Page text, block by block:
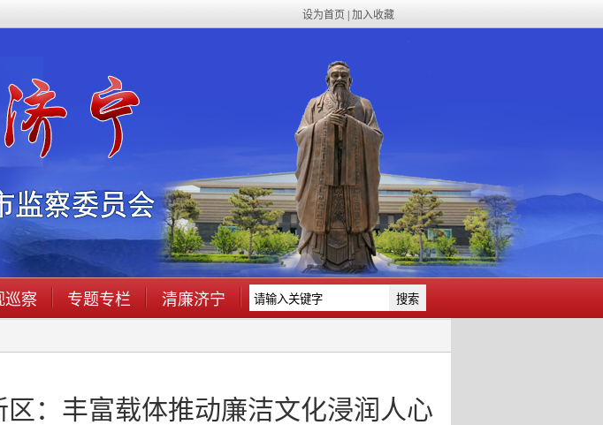
设为首页 加入收藏
巡察 专题专栏 清廉济宁
：丰富载体推动廉洁文化浸润人心